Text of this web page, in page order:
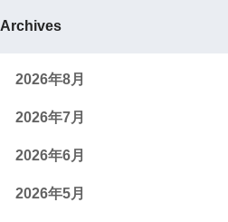
Archives
2026年8月
2026年7月
2026年6月
2026年5月